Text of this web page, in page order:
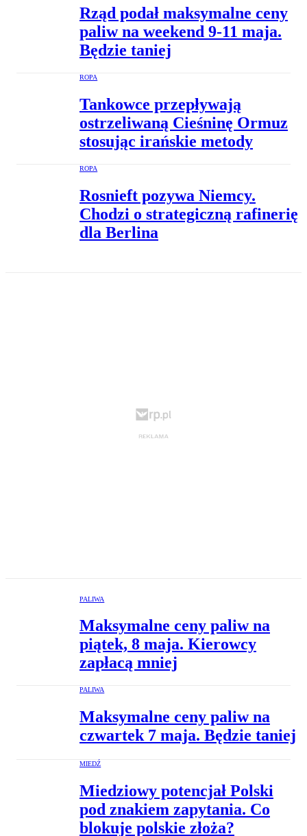
Rząd podał maksymalne ceny
paliw na weekend 9-11 maja.
Będzie taniej
ROPA
Tankowce przepływają
ostrzeliwaną Cieśninę Ormuz
stosując irańskie metody
ROPA
Rosnieft pozywa Niemcy.
Chodzi o strategiczną rafinerię
dla Berlina
PALIWA
Maksymalne ceny paliw na
piątek, 8 maja. Kierowcy
zapłacą mniej
PALIWA
Maksymalne ceny paliw na
czwartek 7 maja. Będzie taniej
MIEDŹ
Miedziowy potencjał Polski
pod znakiem zapytania. Co
blokuje polskie złoża?